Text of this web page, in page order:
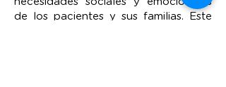
de los pacientes y sus familias. Este